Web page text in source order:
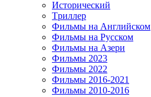
Исторический
Tриллер
Фильмы на Английском
Фильмы на Русском
Фильмы на Азери
Фильмы 2023
Фильмы 2022
Фильмы 2016-2021
Фильмы 2010-2016